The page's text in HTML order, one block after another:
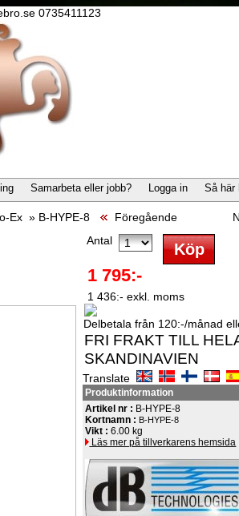
0735411123
Samarbeta eller jobb? Logga in Så här
Ex » B-HYPE-8 Föregående
Antal
1 795:-
1 436:- exkl. moms
Delbetala från 120:-/månad
FRI FRAKT TILL
SKANDINAVIEN
Translate
Produktinformation
Artikel nr : B-HYPE-8
Kortnamn : B-HYPE-8
Vikt :6.00 kg
Läs mer på tillverkarens hemsida